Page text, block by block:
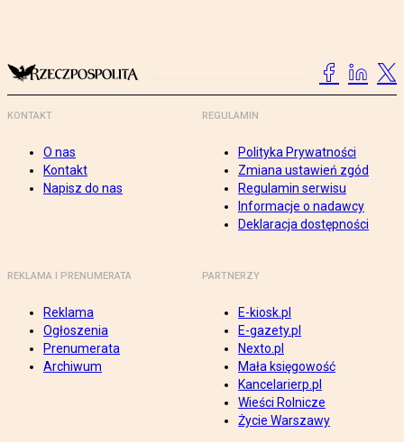
KONTAKT
O nas
Kontakt
Napisz do nas
REGULAMIN
Polityka Prywatności
Zmiana ustawień zgód
Regulamin serwisu
Informacje o nadawcy
Deklaracja dostępności
REKLAMA I PRENUMERATA
Reklama
Ogłoszenia
Prenumerata
Archiwum
PARTNERZY
E-kiosk.pl
E-gazety.pl
Nexto.pl
Mała księgowość
Kancelarierp.pl
Wieści Rolnicze
Życie Warszawy